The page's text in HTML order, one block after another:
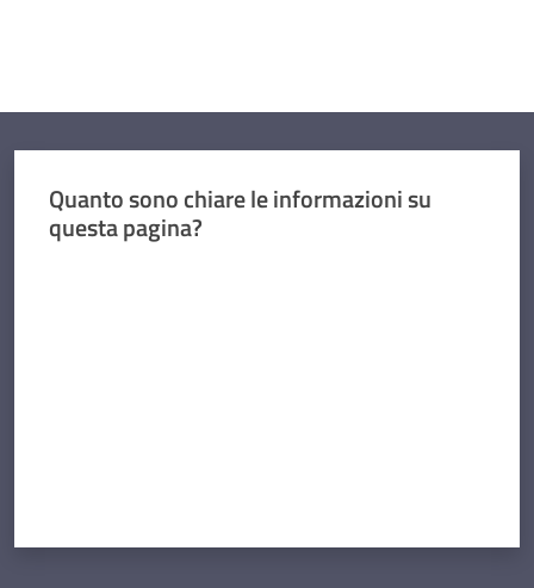
Quanto sono chiare le informazioni su
questa pagina?